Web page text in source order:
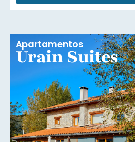
Apartamentos
Urain Suites